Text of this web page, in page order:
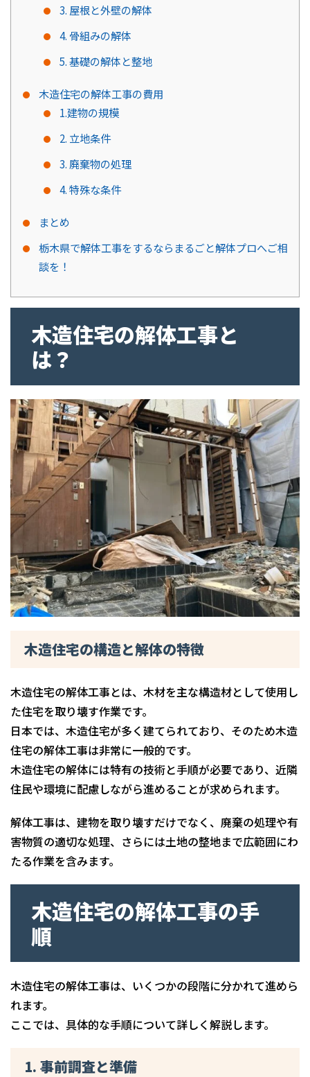
3. 屋根と外壁の解体
4. 骨組みの解体
5. 基礎の解体と整地
木造住宅の解体工事の費用
1.建物の規模
2. 立地条件
3. 廃棄物の処理
4. 特殊な条件
まとめ
栃木県で解体工事をするならまるごと解体プロへご相
談を！
木造住宅の解体工事と
は？
木造住宅の構造と解体の特徴
木造住宅の解体工事とは、木材を主な構造材として使用し
た住宅を取り壊す作業です。
日本では、木造住宅が多く建てられており、そのため木造
住宅の解体工事は非常に一般的です。
木造住宅の解体には特有の技術と手順が必要であり、近隣
住民や環境に配慮しながら進めることが求められます。
解体工事は、建物を取り壊すだけでなく、廃棄の処理や有
害物質の適切な処理、さらには土地の整地まで広範囲にわ
たる作業を含みます。
木造住宅の解体工事の手
順
木造住宅の解体工事は、いくつかの段階に分かれて進めら
れます。
ここでは、具体的な手順について詳しく解説します。
1. 事前調査と準備